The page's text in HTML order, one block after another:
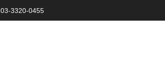
03-3320-0455